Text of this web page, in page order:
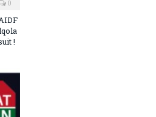
0
!